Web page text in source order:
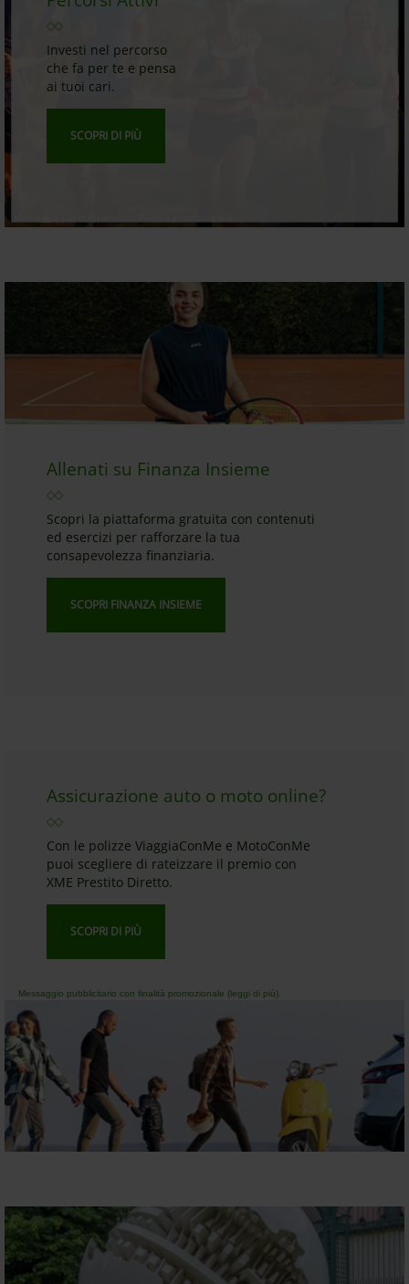
Investi nel percorso
che fa per te e pensa
ai tuoi cari.
SCOPRI DI PIÙ
Allenati su Finanza Insieme
Scopri la piattaforma gratuita con contenuti
ed esercizi per rafforzare la tua
consapevolezza finanziaria.
SCOPRI FINANZA INSIEME
Assicurazione auto o moto online?
Con le polizze ViaggiaConMe e MotoConMe
puoi scegliere di rateizzare il premio con
XME Prestito Diretto.
SCOPRI DI PIÙ
Messaggio pubblicitario con finalità promozionale (leggi di più).